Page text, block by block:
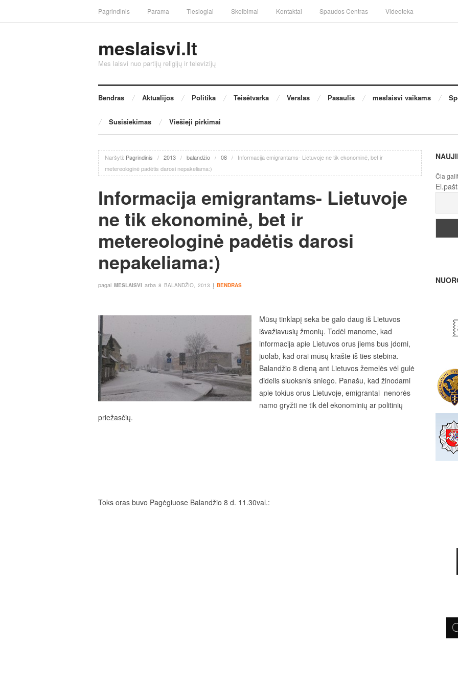
Pagrindinis Parama Tiesiogiai Skelbimai Kontaktai Spaudos Centras Videoteka
meslaisvi.lt
Mes laisvi nuo partijų religijų ir televizijų
Bendras Aktualijos Politika Teisėtvarka Verslas Pasaulis meslaisvi vaikams
Susisiekimas Viešieji pirkimai
Naršyti: Pagrindinis / 2013 / balandžio / 08 /
Informacija emigrantams- Lietuvoje ne tik ekonominė, bet ir
metereologinė padėtis darosi nepakeliama:)
Informacija emigrantams- Lietuvoje
ne tik ekonominė, bet ir
metereologinė padėtis darosi
nepakeliama:)
pagal MESLAISVI arba 8 BALANDŽIO, 2013 į BENDRAS
Mūsų tinklapį seka be galo daug iš Lietuvos
išvažiavusių žmonių. Todėl manome, kad
informacija apie Lietuvos orus jiems bus įdomi,
juolab, kad orai mūsų krašte iš ties stebina.
Balandžio 8 dieną ant Lietuvos žemelės vėl gulė
didelis sluoksnis sniego. Panašu, kad žinodami
apie tokius orus Lietuvoje, emigrantai nenorės
namo gryžti ne tik dėl ekonominių ar politinių
priežasčių.
Toks oras buvo Pagėgiuose Balandžio 8 d. 11.30val.:
Čia